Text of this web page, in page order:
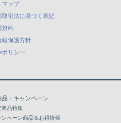
マップ
取引法に基づく表記
規約
報保護方針
ポリシー
品・キャンペーン
商品特集
ンペーン商品＆お得情報